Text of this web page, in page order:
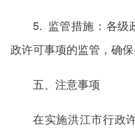
5. 监管措施：各级
政许可事项的监管，确
五、注意事项
在实施洪江市行政